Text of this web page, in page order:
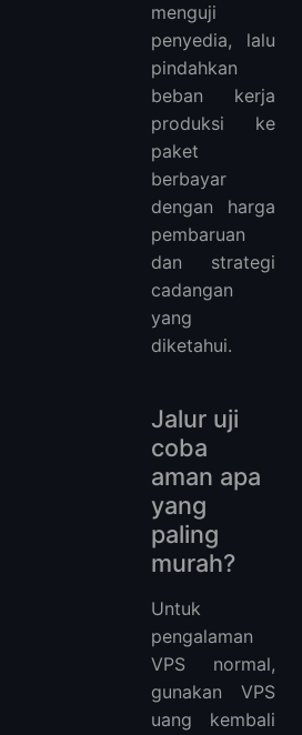
menguji
penyedia, lalu
pindahkan
beban kerja
produksi ke
paket
berbayar
dengan harga
pembaruan
dan strategi
cadangan
yang
diketahui.
Jalur uji
coba
aman apa
yang
paling
murah?
Untuk
pengalaman
VPS normal,
gunakan VPS
uang kembali